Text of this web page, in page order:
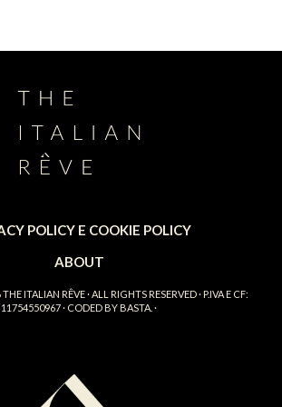
POLICY E COOKIE POLICY
ABOUT
THE ITALIAN RÊVE· ALL RIGHTS RESERVED · P.IVA E CF:
11754550967 · CODED BY BASTA. ·